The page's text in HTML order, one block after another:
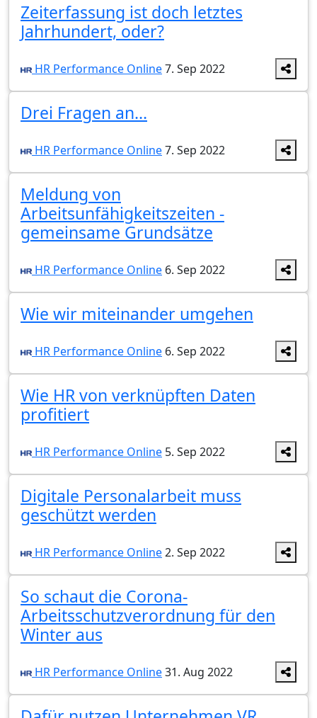
Zeiterfassung ist doch letztes
Jahrhundert, oder?
HR Performance Online7. Sep 2022
Drei Fragen an...
HR Performance Online7. Sep 2022
Meldung von
Arbeitsunfähigkeitszeiten -
gemeinsame Grundsätze
HR Performance Online 6. Sep 2022
Wie wir miteinander umgehen
HR Performance Online 6. Sep 2022
Wie HR von verknüpften Daten
profitiert
HR Performance Online 5. Sep 2022
Digitale Personalarbeit muss
geschützt werden
HR Performance Online2. Sep 2022
So schaut die Corona-
Arbeitsschutzverordnung für den
Winter aus
HR Performance Online31. Aug 2022